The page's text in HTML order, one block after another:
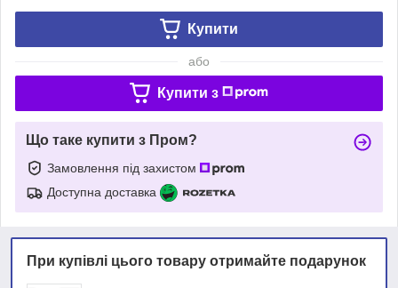
Купити
або
Купити з
Що таке купити з Пром?
Замовлення під захистом
Доступна доставка
При купівлі цього товару отримайте подарунок